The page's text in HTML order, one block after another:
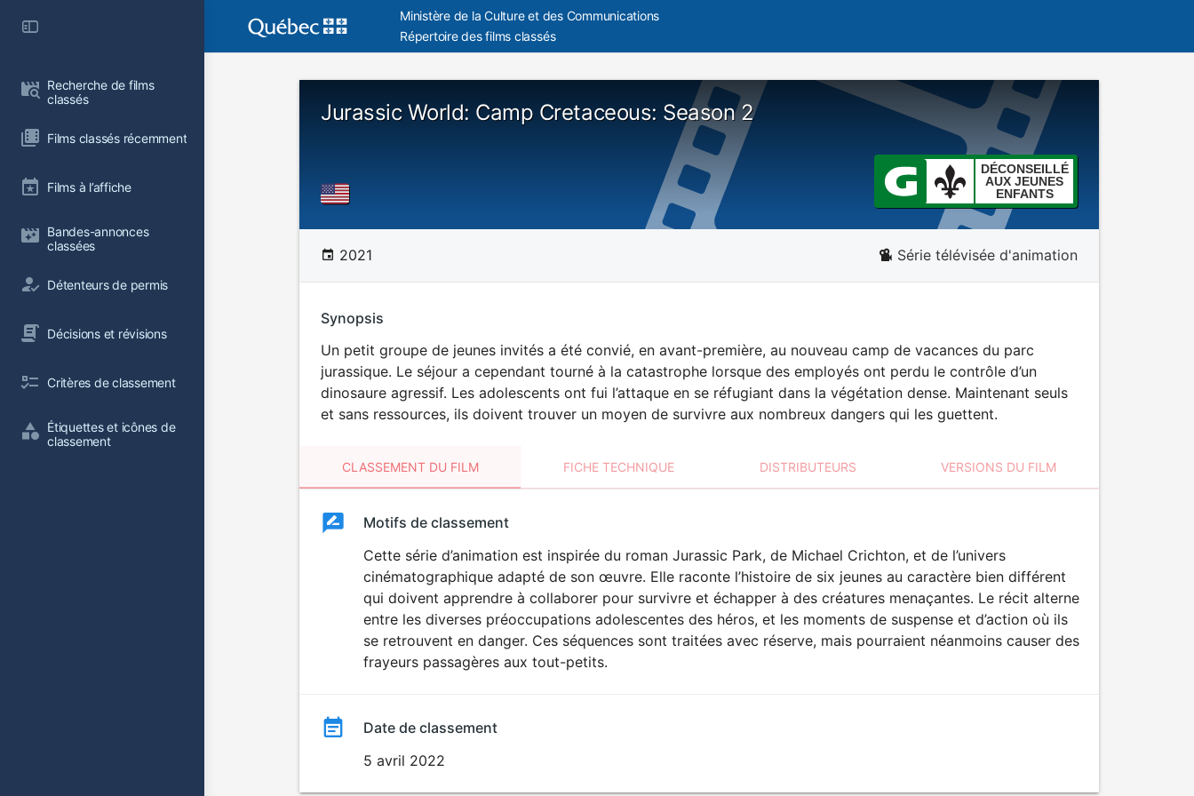
Recherche de films
classés
Films classés récemment
Films à l’affiche
Bandes-annonces
classées
Détenteurs de permis
Décisions et révisions
Critères de classement
Étiquettes et icônes de
classement
Ministère de la Culture et des Communications
Répertoire des films classés
Jurassic World: Camp Cretaceous: Season 2
DÉCONSEILLÉ
AUX JEUNES
ENFANTS
2021 Série télévisée d'animation
Synopsis
Un petit groupe de jeunes invités a été convié, en avant-première, au nouveau camp de vacances du parc
jurassique. Le séjour a cependant tourné à la catastrophe lorsque des employés ont perdu le contrôle d’un
dinosaure agressif. Les adolescents ont fui l’attaque en se réfugiant dans la végétation dense. Maintenant seuls
et sans ressources, ils doivent trouver un moyen de survivre aux nombreux dangers qui les guettent.
CLASSEMENT DU FILM FICHE TECHNIQUE DISTRIBUTEURS VERSIONS DU FILM
ClassementClassement
DÉCONSEILLÉ
AUX JEUNES
ENFANTS
Motifs de classement
Cette série d’animation est inspirée du roman Jurassic Park, de Michael Crichton, et de l’univers
cinématographique adapté de son œuvre. Elle raconte l’histoire de six jeunes au caractère bien différent
qui doivent apprendre à collaborer pour survivre et échapper à des créatures menaçantes. Le récit alterne
entre les diverses préoccupations adolescentes des héros, et les moments de suspense et d’action où ils
se retrouvent en danger. Ces séquences sont traitées avec réserve, mais pourraient néanmoins causer des
frayeurs passagères aux tout-petits.
Date de classement
5 avril 2022